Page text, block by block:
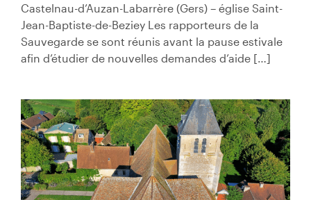
Castelnau-d’Auzan-Labarrère (Gers) – église Saint-
Jean-Baptiste-de-Beziey Les rapporteurs de la
Sauvegarde se sont réunis avant la pause estivale
afin d’étudier de nouvelles demandes d’aide […]